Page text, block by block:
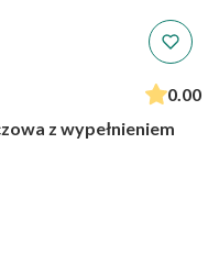
0.00
z wypełnieniem